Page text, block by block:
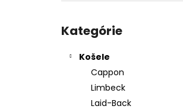
kategórie
Kategórie
Košele
Cappon
Limbeck
Laid-Back
KOŠEĽA K067-A08